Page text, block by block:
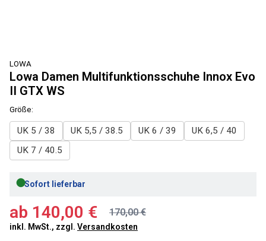
LOWA
Lowa Damen Multifunktionsschuhe Innox Evo
II GTX WS
Größe:
UK 5 / 38 UK 5,5 / 38.5 UK 6 / 39
UK 6,5 / 40
UK 7 / 40.5
●Sofort lieferbar
ab 140,00 € 170,00 €
inkl. MwSt., zzgl. Versandkosten